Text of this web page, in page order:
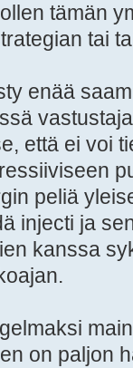
tämän
tai
enää
että ei voi
peliä
injecti ja
kanssa
on paljon